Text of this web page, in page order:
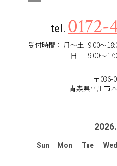
tel. 0172-
受付時間： 月～土 9:00～
日
9:00～
〒036-
青森県平川市
2026.
Sun Mon Tue Wed